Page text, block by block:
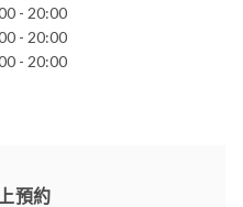
- 20:00
- 20:00
- 20:00
預約